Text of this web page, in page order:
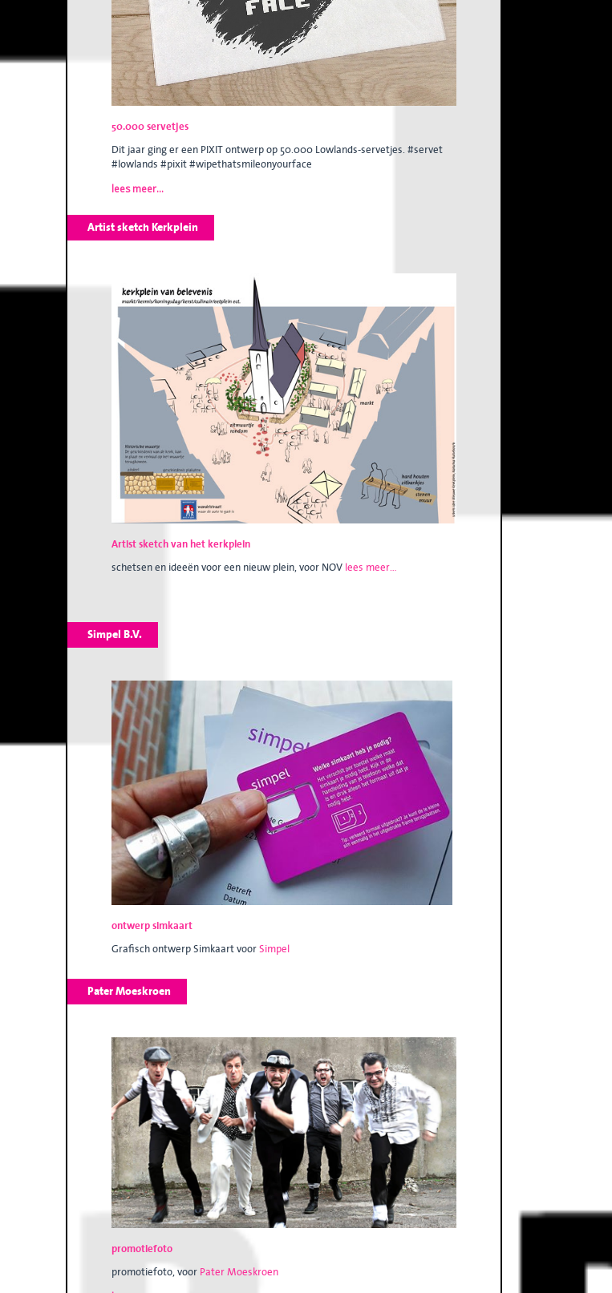
50.000 servetjes
Dit jaar ging er een PIXIT ontwerp op 50.000 Lowlands-servetjes. #servet
#lowlands #pixit #wipethatsmileonyourface
lees meer...
Artist sketch Kerkplein
Artist sketch van het kerkplein
schetsen en ideeën voor een nieuw plein, voor NOV lees meer...
Simpel B.V.
ontwerp simkaart
Grafisch ontwerp Simkaart voorSimpel
Pater Moeskroen
promotiefoto
promotiefoto, voor Pater Moeskroen